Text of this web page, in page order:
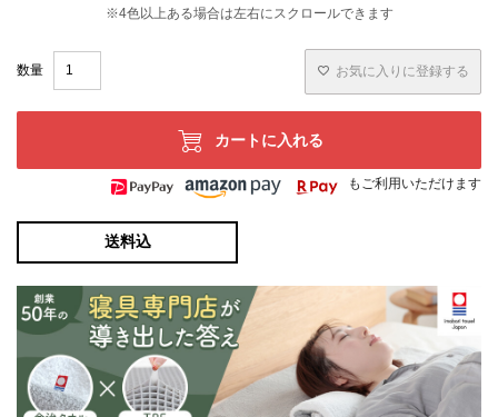
お気に入りに登録する
カートに入れる
もご利用いただけます
送料込